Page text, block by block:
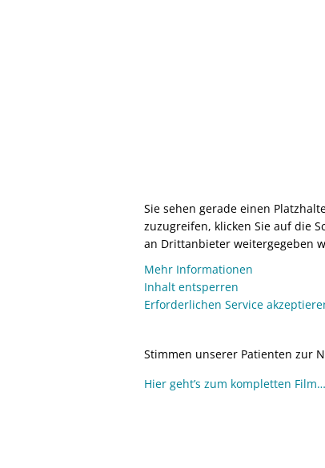
Sie sehen gerade einen
zuzugreifen, klicken Sie auf die
an Drittanbieter weitergegeben
Mehr Informationen
Inhalt entsperren
Erforderlichen Service
Stimmen unserer Patienten zur
Hier geht’s zum kompletten Film…